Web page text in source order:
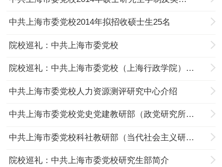
中共上海市委党校2014年拟招收硕士生25名
院校巡礼：中共上海市委党校
院校巡礼：中共上海市委党校（上海行政学院）简介
中共上海市委党校人力资源测评研究中心介绍
中共上海市委党校党史党建教研部（政党研究所）介绍
中共上海市委党校科社教研部（当代社会主义研究所）介绍
院校巡礼：中共上海市委党校研究生部简介